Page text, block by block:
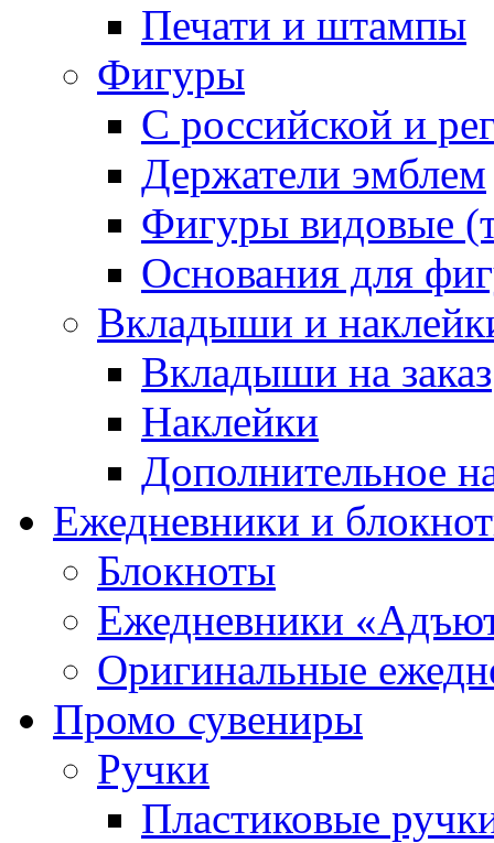
Печати и штампы
Фигуры
С российской и
Держатели эмблем
Фигуры видовые
Основания для
Вкладыши и
Вкладыши на заказ
Наклейки
Дополнительное
Ежедневники и
Блокноты
Ежедневники
Оригинальные
Промо сувениры
Ручки
Пластиковые